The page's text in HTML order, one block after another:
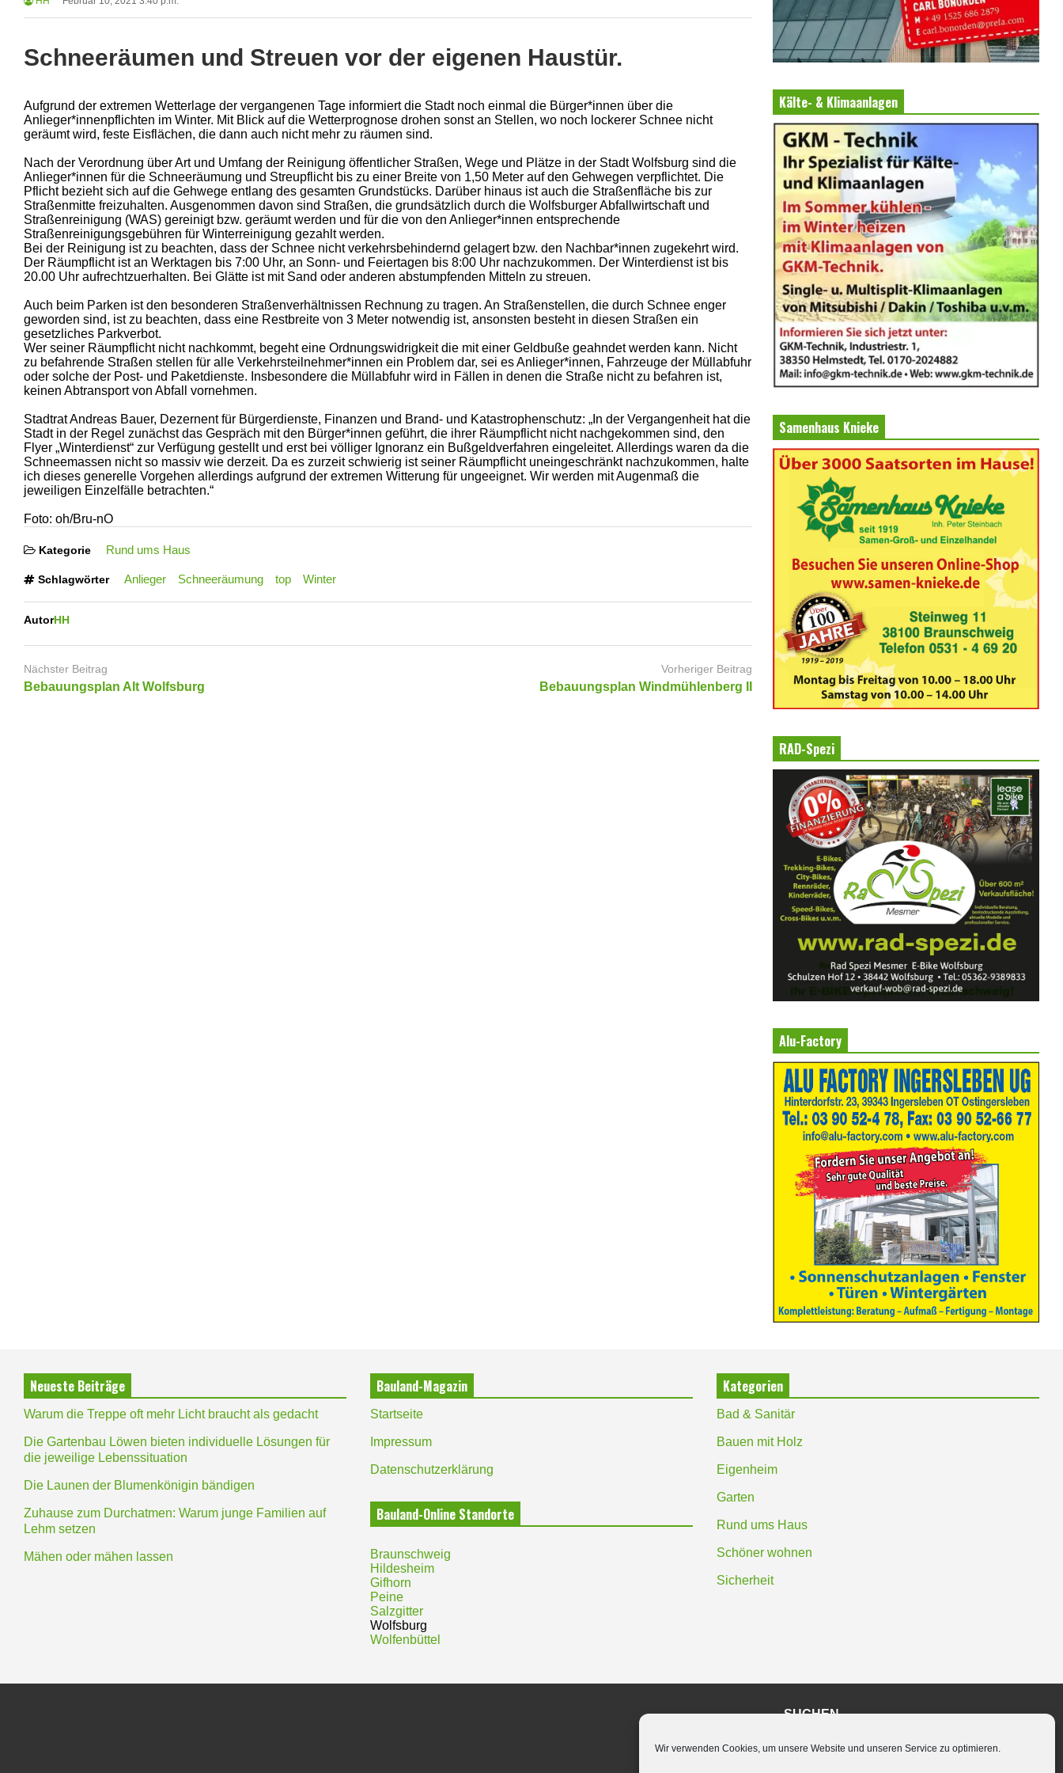
Wir verwenden Cookies, um unsere Website und unseren Service zu optimieren.
Schneeräumen und Streuen vor der eigenen Haustür.
Aufgrund der extremen Wetterlage der vergangenen Tage informiert die Stadt noch einmal die Bürger*innen über die
Anlieger*innenpflichten im Winter. Mit Blick auf die Wetterprognose drohen sonst an Stellen, wo noch lockerer Schnee nicht
geräumt wird, feste Eisflächen, die dann auch nicht mehr zu räumen sind.
Nach der Verordnung über Art und Umfang der Reinigung öffentlicher Straßen, Wege und Plätze in der Stadt Wolfsburg sind die
Anlieger*innen für die Schneeräumung und Streupflicht bis zu einer Breite von 1,50 Meter auf den Gehwegen verpflichtet. Die
Pflicht bezieht sich auf die Gehwege entlang des gesamten Grundstücks. Darüber hinaus ist auch die Straßenfläche bis zur
Straßenmitte freizuhalten. Ausgenommen davon sind Straßen, die grundsätzlich durch die Wolfsburger Abfallwirtschaft und
Straßenreinigung (WAS) gereinigt bzw. geräumt werden und für die von den Anlieger*innen entsprechende
Straßenreinigungsgebühren für Winterreinigung gezahlt werden.
Bei der Reinigung ist zu beachten, dass der Schnee nicht verkehrsbehindernd gelagert bzw. den Nachbar*innen zugekehrt wird.
Der Räumpflicht ist an Werktagen bis 7:00 Uhr, an Sonn- und Feiertagen bis 8:00 Uhr nachzukommen. Der Winterdienst ist bis
20.00 Uhr aufrechtzuerhalten. Bei Glätte ist mit Sand oder anderen abstumpfenden Mitteln zu streuen.
Auch beim Parken ist den besonderen Straßenverhältnissen Rechnung zu tragen. An Straßenstellen, die durch Schnee enger
geworden sind, ist zu beachten, dass eine Restbreite von 3 Meter notwendig ist, ansonsten besteht in diesen Straßen ein
gesetzliches Parkverbot.
Wer seiner Räumpflicht nicht nachkommt, begeht eine Ordnungswidrigkeit die mit einer Geldbuße geahndet werden kann. Nicht
zu befahrende Straßen stellen für alle Verkehrsteilnehmer*innen ein Problem dar, sei es Anlieger*innen, Fahrzeuge der Müllabfuhr
oder solche der Post- und Paketdienste. Insbesondere die Müllabfuhr wird in Fällen in denen die Straße nicht zu befahren ist,
keinen Abtransport von Abfall vornehmen.
Stadtrat Andreas Bauer, Dezernent für Bürgerdienste, Finanzen und Brand- und Katastrophenschutz: „In der Vergangenheit hat die
Stadt in der Regel zunächst das Gespräch mit den Bürger*innen geführt, die ihrer Räumpflicht nicht nachgekommen sind, den
Flyer „Winterdienst“ zur Verfügung gestellt und erst bei völliger Ignoranz ein Bußgeldverfahren eingeleitet. Allerdings waren da die
Schneemassen nicht so massiv wie derzeit. Da es zurzeit schwierig ist seiner Räumpflicht uneingeschränkt nachzukommen, halte
ich dieses generelle Vorgehen allerdings aufgrund der extremen Witterung für ungeeignet. Wir werden mit Augenmaß die
jeweiligen Einzelfälle betrachten.“
Foto: oh/Bru-nO
Kategorie Rund ums Haus
Schlagwörter Anlieger Schneeräumung top Winter
AutorHH
Nächster Beitrag
Bebauungsplan Alt Wolfsburg
Vorheriger Beitrag
Bebauungsplan Windmühlenberg II
Kälte- & Klimaanlagen
Samenhaus Knieke
RAD-Spezi
Alu-Factory
Neueste Beiträge
Warum die Treppe oft mehr Licht braucht als gedacht
Die Gartenbau Löwen bieten individuelle Lösungen für
die jeweilige Lebenssituation
Die Launen der Blumenkönigin bändigen
Zuhause zum Durchatmen: Warum junge Familien auf
Lehm setzen
Mähen oder mähen lassen
Bauland-Magazin
Startseite
Impressum
Datenschutzerklärung
Bauland-Online Standorte
Braunschweig
Hildesheim
Gifhorn
Peine
Salzgitter
Wolfsburg
Wolfenbüttel
Kategorien
Bad & Sanitär
Bauen mit Holz
Eigenheim
Garten
Rund ums Haus
Schöner wohnen
Sicherheit
SUCHEN